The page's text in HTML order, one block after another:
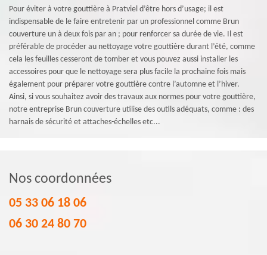
Pour éviter à votre gouttière à Pratviel d’être hors d’usage; il est
indispensable de le faire entretenir par un professionnel comme Brun
couverture un à deux fois par an ; pour renforcer sa durée de vie. Il est
préférable de procéder au nettoyage votre gouttière durant l’été, comme
cela les feuilles cesseront de tomber et vous pouvez aussi installer les
accessoires pour que le nettoyage sera plus facile la prochaine fois mais
également pour préparer votre gouttière contre l’automne et l’hiver.
Ainsi, si vous souhaitez avoir des travaux aux normes pour votre gouttière,
notre entreprise Brun couverture utilise des outils adéquats, comme : des
harnais de sécurité et attaches-échelles etc...
Nos coordonnées
05 33 06 18 06
06 30 24 80 70